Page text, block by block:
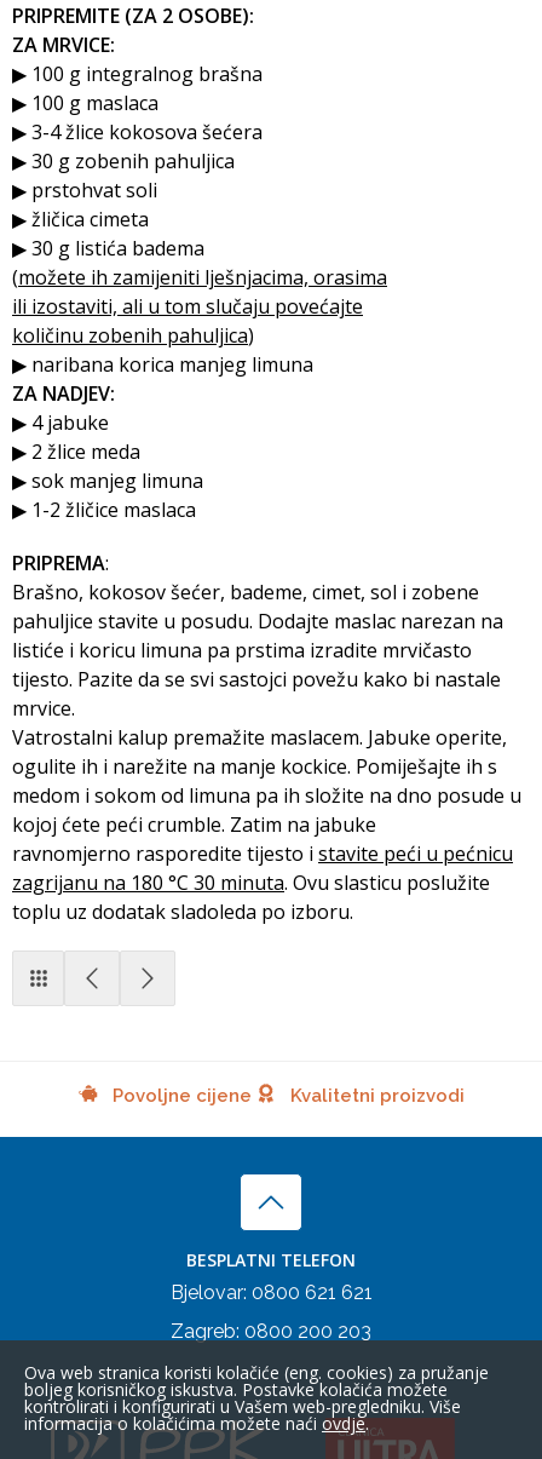
PRIPREMITE (ZA 2 OSOBE):
ZA MRVICE:
▶ 100 g integralnog brašna
▶ 100 g maslaca
▶ 3-4 žlice kokosova šećera
▶ 30 g zobenih pahuljica
▶ prstohvat soli
▶ žličica cimeta
▶ 30 g listića badema
(možete ih zamijeniti lješnjacima, orasima
ili izostaviti, ali u tom slučaju povećajte
količinu zobenih pahuljica)
▶ naribana korica manjeg limuna
ZA NADJEV:
▶ 4 jabuke
▶ 2 žlice meda
▶ sok manjeg limuna
▶ 1-2 žličice maslaca
PRIPREMA:
Brašno, kokosov šećer, bademe, cimet, sol i zobene
pahuljice stavite u posudu. Dodajte maslac narezan na
listiće i koricu limuna pa prstima izradite mrvičasto
tijesto. Pazite da se svi sastojci povežu kako bi nastale
mrvice.
Vatrostalni kalup premažite maslacem. Jabuke operite,
ogulite ih i narežite na manje kockice. Pomiješajte ih s
medom i sokom od limuna pa ih složite na dno posude u
kojoj ćete peći crumble. Zatim na jabuke
ravnomjerno rasporedite tijesto i stavite peći u pećnicu
zagrijanu na 180 °C 30 minuta. Ovu slasticu poslužite
toplu uz dodatak sladoleda po izboru.
Povoljne cijene Kvalitetni proizvodi
BESPLATNI TELEFON
Bjelovar: 0800 621 621
Zagreb: 0800 200 203
Ova web stranica koristi kolačiće (eng. cookies) za pružanje
boljeg korisničkog iskustva. Postavke kolačića možete
kontrolirati i konfigurirati u Vašem web-pregledniku. Više
informacija o kolačićima možete naći ovdje.